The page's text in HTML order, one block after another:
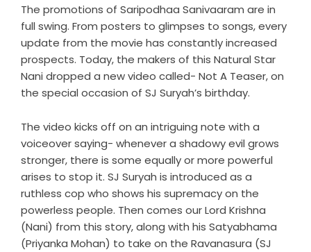
The promotions of Saripodhaa Sanivaaram are in
full swing. From posters to glimpses to songs, every
update from the movie has constantly increased
prospects. Today, the makers of this Natural Star
Nani dropped a new video called- Not A Teaser, on
the special occasion of SJ Suryah’s birthday.
The video kicks off on an intriguing note with a
voiceover saying- whenever a shadowy evil grows
stronger, there is some equally or more powerful
arises to stop it. SJ Suryah is introduced as a
ruthless cop who shows his supremacy on the
powerless people. Then comes our Lord Krishna
(Nani) from this story, along with his Satyabhama
(Priyanka Mohan) to take on the Ravanasura (SJ